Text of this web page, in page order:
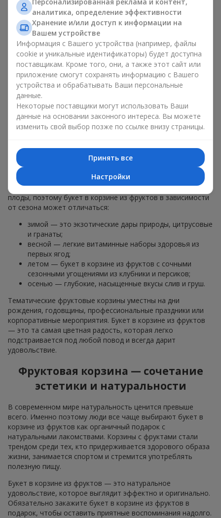
меньше, чем наполнение. Именно праздничное оформление
превращает обычный букет в корзине из фруктов в
гастрономический подарок. В компанииFlowers.uaмы
всегда учитываем пожелания клиента при создании декора.
При формировании композиции используются натуральные
материалы, продуманная упаковка вкуса и, конечно,
декоративные элементы, соответствующие событию.
По желанию клиента корзина с фруктами может быть
оформлена в прозрачной пленке или стильной коробке —
всегда с праздничной подачей, которая выглядит аккуратно
и презентабельно.
Тематические фруктовые
композиции для праздников
и сезонов
Каждое время года имеет свой характер и свои сезонные
плоды, поэтому букет в корзине из фруктов в зависимости
от сезона может отличаться:
зимой — это экзотические дары природы, цитрусовые
и гранаты;
весной — легкие витаминные наборы здоровья из
первых ягод;
летом — букет в корзине из фруктов с сочными
сезонными угощениями из клубники и персиков;
осенью — глубокие, насыщенные вкусы слив и груш.
Тематические фруктовые корзины уместны на дни
рождения, годовщины, профессиональные праздники или
корпоративные мероприятия. Букет в корзине из фруктов
— это та самая цветная радость, которая легко
подстраивается под любой повод и всегда дарит
удовольствие.
Фруктовая корзина — сочетание
эстетики и натуральности
В современном мире натуральность ценится превыше
всего. Именно поэтому люди все чаще выбирают букет в
корзине из фруктов как органичный подарок с
натуральными лакомствами. Корзины с фруктами стали
трендом среди тех, кто придерживается здорового образа
жизни, занимается спортом и стремится употреблять
полезную пищу.
Букет в корзине из фруктов — это натуральное
удовольствие, которое выглядит эффектно и оригинально.
Обязательно закажите букет в корзине из фруктов в
подарок, чтобы оставить приятные воспоминания надолго.
аналитика, определение эффективности
Хранение и/или доступ к информации на
Вашем устройстве
Информация с Вашего устройства (например, файлы
cookie и уникальные идентификаторы) будет доступна
поставщикам. Кроме того, они, а также этот сайт или
приложение смогут сохранять информацию с Вашего
устройства и обрабатывать Ваши персональные
данные.
Некоторые поставщики могут использовать Ваши
данные на основании законного интереса. Вы можете
изменить свой выбор позже по ссылке внизу страницы.
Принять все
Настройки